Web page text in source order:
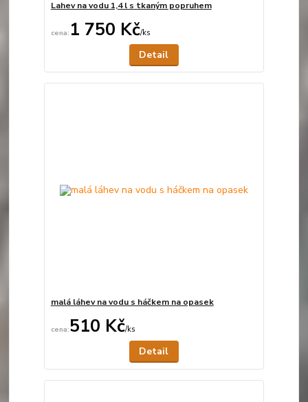
Lahev na vodu 1,4 l s tkaným popruhem
1 750 Kč/ks
Detail
malá láhev na vodu s háčkem na opasek
510 Kč/ks
Detail